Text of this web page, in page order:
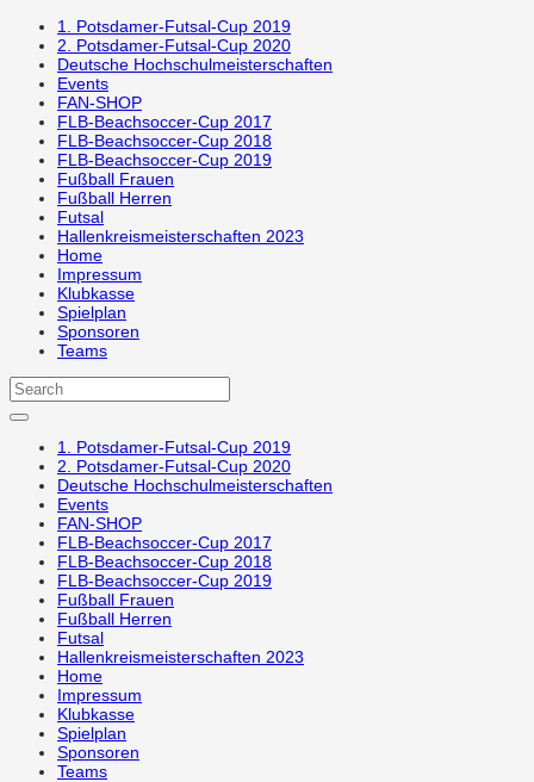
1. Potsdamer-Futsal-Cup 2019
2. Potsdamer-Futsal-Cup 2020
Deutsche Hochschulmeisterschaften
Events
FAN-SHOP
FLB-Beachsoccer-Cup 2017
FLB-Beachsoccer-Cup 2018
FLB-Beachsoccer-Cup 2019
Fußball Frauen
Fußball Herren
Futsal
Hallenkreismeisterschaften 2023
Home
Impressum
Klubkasse
Spielplan
Sponsoren
Teams
1. Potsdamer-Futsal-Cup 2019
2. Potsdamer-Futsal-Cup 2020
Deutsche Hochschulmeisterschaften
Events
FAN-SHOP
FLB-Beachsoccer-Cup 2017
FLB-Beachsoccer-Cup 2018
FLB-Beachsoccer-Cup 2019
Fußball Frauen
Fußball Herren
Futsal
Hallenkreismeisterschaften 2023
Home
Impressum
Klubkasse
Spielplan
Sponsoren
Teams